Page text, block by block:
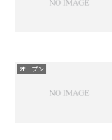
オープン